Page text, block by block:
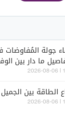
جولة المُفاوضات
ما دار بين
الطاقة بين